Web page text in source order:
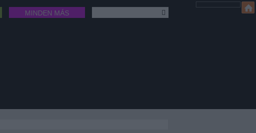
MINDEN MÁS